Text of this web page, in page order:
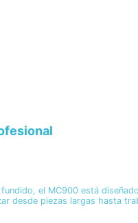
el MC900 está
desde piezas largas hasta